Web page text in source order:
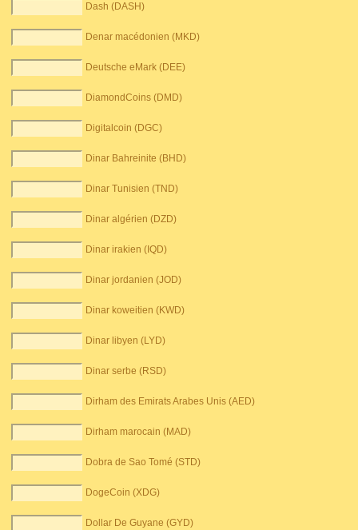
Dash (DASH)
Denar macédonien (MKD)
Deutsche eMark (DEE)
DiamondCoins (DMD)
Digitalcoin (DGC)
Dinar Bahreinite (BHD)
Dinar Tunisien (TND)
Dinar algérien (DZD)
Dinar irakien (IQD)
Dinar jordanien (JOD)
Dinar koweitien (KWD)
Dinar libyen (LYD)
Dinar serbe (RSD)
Dirham des Emirats Arabes Unis (AED)
Dirham marocain (MAD)
Dobra de Sao Tomé (STD)
DogeCoin (XDG)
Dollar De Guyane (GYD)